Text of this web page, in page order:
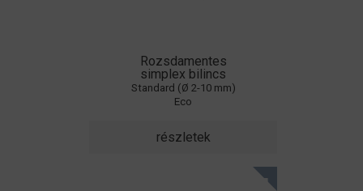
Rozsdamentes
simplex bilincs
Standard (Ø 2-10 mm)
Eco
részletek